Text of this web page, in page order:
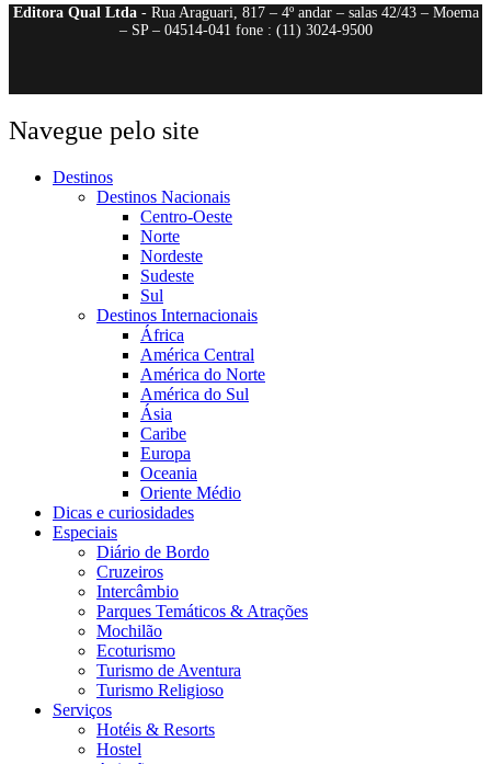
Editora Qual Ltda- Rua Araguari, 817 – 4º andar – salas 42/43 – Moema
– SP – 04514-041 fone : (11) 3024-9500
Navegue pelo site
Destinos
Destinos Nacionais
Centro-Oeste
Norte
Nordeste
Sudeste
Sul
Destinos Internacionais
África
América Central
América do Norte
América do Sul
Ásia
Caribe
Europa
Oceania
Oriente Médio
Dicas e curiosidades
Especiais
Diário de Bordo
Cruzeiros
Intercâmbio
Parques Temáticos & Atrações
Mochilão
Ecoturismo
Turismo de Aventura
Turismo Religioso
Serviços
Hotéis & Resorts
Hostel